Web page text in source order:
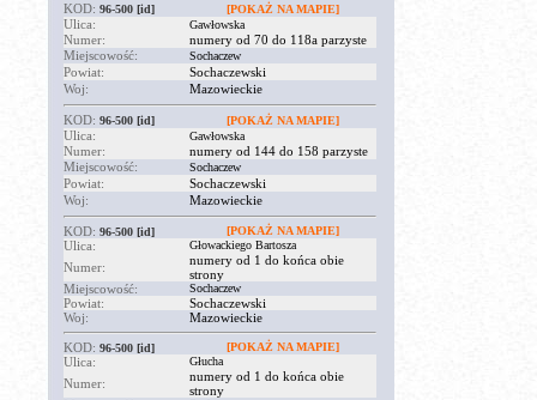
KOD: 96-500 [id] [POKAŻ NA MAPIE]
Ulica: Gawłowska
Numer:
numery od 70 do 118a parzyste
Miejscowość:
Sochaczew
Powiat:
Sochaczewski
Woj:
Mazowieckie
KOD: 96-500 [id] [POKAŻ NA MAPIE]
Ulica: Gawłowska
Numer:
numery od 144 do 158 parzyste
Miejscowość:
Sochaczew
Powiat:
Sochaczewski
Woj:
Mazowieckie
KOD: 96-500 [id] [POKAŻ NA MAPIE]
Ulica: Głowackiego Bartosza
Numer:
numery od 1 do końca obie
strony
Miejscowość:
Sochaczew
Powiat:
Sochaczewski
Woj:
Mazowieckie
KOD: 96-500 [id] [POKAŻ NA MAPIE]
Ulica: Głucha
Numer:
numery od 1 do końca obie
strony